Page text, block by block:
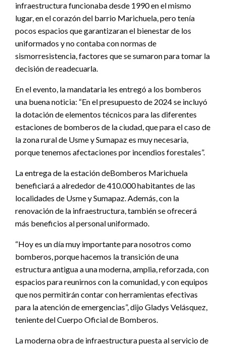
infraestructura funcionaba desde 1990 en el mismo
lugar, en el corazón del barrio Marichuela, pero tenía
pocos espacios que garantizaran el bienestar de los
uniformados y no contaba con normas de
sismorresistencia, factores que se sumaron para tomar la
decisión de readecuarla.
En el evento, la mandataria les entregó a los bomberos
una buena noticia: “En el presupuesto de 2024 se incluyó
la dotación de elementos técnicos para las diferentes
estaciones de bomberos de la ciudad, que para el caso de
la zona rural de Usme y Sumapaz es muy necesaria,
porque tenemos afectaciones por incendios forestales”.
La entrega de la estación deBomberos Marichuela
beneficiará a alrededor de 410.000 habitantes de las
localidades de Usme y Sumapaz. Además, con la
renovación de la infraestructura, también se ofrecerá
más beneficios al personal uniformado.
“Hoy es un día muy importante para nosotros como
bomberos, porque hacemos la transición de una
estructura antigua a una moderna, amplia, reforzada, con
espacios para reunirnos con la comunidad, y con equipos
que nos permitirán contar con herramientas efectivas
para la atención de emergencias”, dijo Gladys Velásquez,
teniente del Cuerpo Oficial de Bomberos.
La moderna obra de infraestructura puesta al servicio de